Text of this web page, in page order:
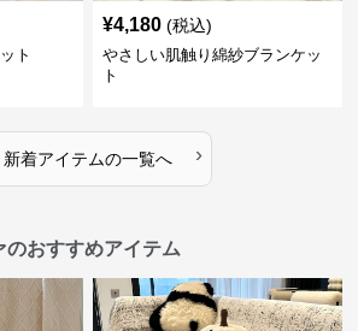
ト
¥4,180 (税込)
やさしい肌触り綿紗ブランケッ
ト
新着アイテムの一覧へ ›
のおすすめアイテム